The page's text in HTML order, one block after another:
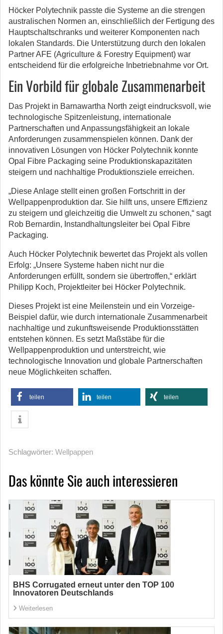
Höcker Polytechnik passte die Systeme an die strengen
australischen Normen an, einschließlich der Fertigung des
Hauptschaltschranks und weiterer Komponenten nach
lokalen Standards. Die Unterstützung durch den lokalen
Partner AFE (Agriculture & Forestry Equipment) war
entscheidend für die erfolgreiche Inbetriebnahme vor Ort.
Ein Vorbild für globale Zusammenarbeit
Das Projekt in Barnawartha North zeigt eindrucksvoll, wie
technologische Spitzenleistung, internationale
Partnerschaften und Anpassungsfähigkeit an lokale
Anforderungen zusammenspielen können. Dank der
innovativen Lösungen von Höcker Polytechnik konnte
Opal Fibre Packaging seine Produktionskapazitäten
steigern und nachhaltige Produktionsziele erreichen.
„Diese Anlage stellt einen großen Fortschritt in der
Wellpappenproduktion dar. Sie hilft uns, unsere Effizienz
zu steigern und gleichzeitig die Umwelt zu schonen,“ sagt
Rob Bernardin, Instandhaltungsleiter bei Opal Fibre
Packaging.
Auch Höcker Polytechnik bewertet das Projekt als vollen
Erfolg: „Unsere Systeme haben nicht nur die
Anforderungen erfüllt, sondern sie übertroffen,“ erklärt
Philipp Koch, Projektleiter bei Höcker Polytechnik.
Dieses Projekt ist eine Meilenstein und ein Vorzeige-
Beispiel dafür, wie durch internationale Zusammenarbeit
nachhaltige und zukunftsweisende Produktionsstätten
entstehen können. Es setzt Maßstäbe für die
Wellpappenproduktion und unterstreicht, wie
technologische Innovation und globale Partnerschaften
neue Möglichkeiten schaffen.
teilen teilen teilen
Schlagwörter: Wellpappen
Das könnte Sie auch interessieren
BHS Corrugated erneut unter den TOP 100
Innovatoren Deutschlands
Weiterlesen